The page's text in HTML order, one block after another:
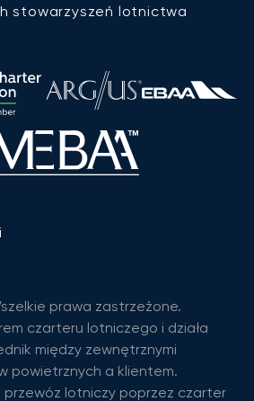
stowarzyszeń lotnictwa
prawa zastrzeżone.
czarteru lotniczego i działa
między zewnętrznymi
powietrznych a klientem.
przewóz lotniczy poprzez czarter